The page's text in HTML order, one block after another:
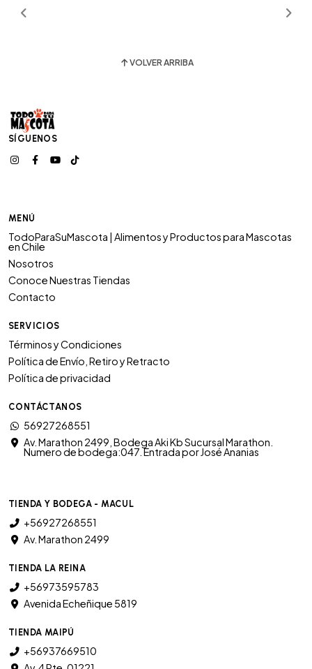
VOLVER ARRIBA
SÍGUENOS
MENÚ
TodoParaSuMascota | Alimentos y Productos para Mascotas
en Chile
Nosotros
Conoce Nuestras Tiendas
Contacto
SERVICIOS
Términos y Condiciones
Política de Envío, Retiro y Retracto
Política de privacidad
CONTÁCTANOS
56927268551
Av. Marathon 2499, Bodega Aki Kb Sucursal Marathon.
Numero de bodega:047. Entrada por José Ananias
TIENDA Y BODEGA - MACUL
+56927268551
Av. Marathon 2499
TIENDA LA REINA
+56973595783
Avenida Echeñique 5819
TIENDA MAIPÚ
+56937669510